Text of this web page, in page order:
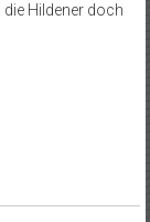
Hildener doch